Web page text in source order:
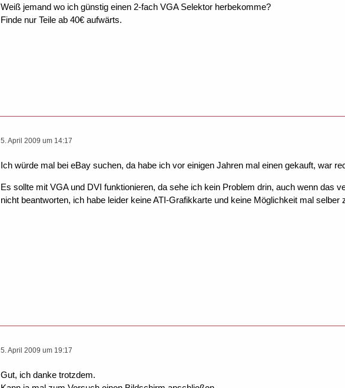
Weiß jemand wo ich günstig einen 2-fach VGA Selektor herbekomme?
Finde nur Teile ab 40€ aufwärts.
5. April 2009 um 14:17
Ich würde mal bei eBay suchen, da habe ich vor einigen Jahren mal einen gekauft, war
Es sollte mit VGA und DVI funktionieren, da sehe ich kein Problem drin, auch wenn das
nicht beantworten, ich habe leider keine ATI-Grafikkarte und keine Möglichkeit mal selber
5. April 2009 um 19:17
Gut, ich danke trotzdem.